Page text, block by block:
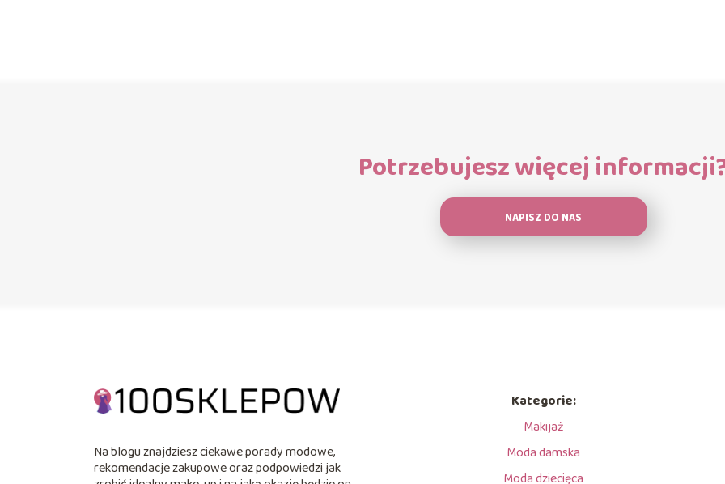
Potrzebujesz więcej
NAPISZ DO NAS
Na blogu znajdziesz ciekawe porady modowe,
rekomendacje zakupowe oraz podpowiedzi jak
Kategorie:
Makijaż
Moda damska
Moda dziecięca